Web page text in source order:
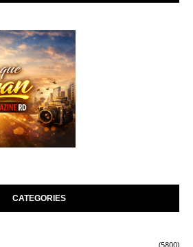
CATEGORIES
(5800)